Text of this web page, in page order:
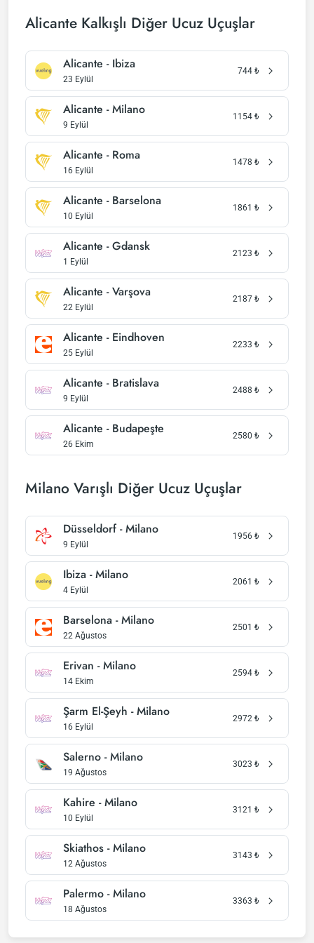
Alicante Kalkışlı Diğer Ucuz Uçuşlar
Alicante - Ibiza
23 Eylül
744 ₺
Alicante - Milano
9 Eylül
1154 ₺
Alicante - Roma
16 Eylül
1478 ₺
Alicante - Barselona
10 Eylül
1861 ₺
Alicante - Gdansk
1 Eylül
2123 ₺
Alicante - Varşova
22 Eylül
2187 ₺
Alicante - Eindhoven
25 Eylül
2233 ₺
Alicante - Bratislava
9 Eylül
2488 ₺
Alicante - Budapeşte
26 Ekim
2580 ₺
Milano Varışlı Diğer Ucuz Uçuşlar
Düsseldorf - Milano
9 Eylül
1956 ₺
Ibiza - Milano
4 Eylül
2061 ₺
Barselona - Milano
22 Ağustos
2501 ₺
Erivan - Milano
14 Ekim
2594 ₺
Şarm El-Şeyh - Milano
16 Eylül
2972 ₺
Salerno - Milano
19 Ağustos
3023 ₺
Kahire - Milano
10 Eylül
3121 ₺
Skiathos - Milano
12 Ağustos
3143 ₺
Palermo - Milano
18 Ağustos
3363 ₺